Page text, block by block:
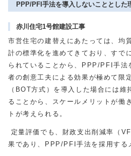
PPP/PFI手法を導入しないこととした
赤川住宅1号館建設工事
市営住宅の建替えにあたっては、均
計の標準化を進めてきており、すで
られていることから、PPP/PFI手法
者の創意工夫による効果が極めて限
（BOT方式）を導入した場合には
ることから、スケールメリットが働
トが考えられる。
定量評価でも、財政支出削減率（
果であり、PPP/PFI手法を採用する